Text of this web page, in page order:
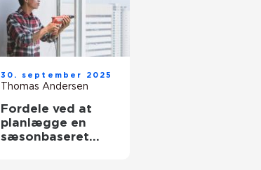
30. september 2025
Thomas Andersen
Fordele ved at
planlægge en
sæsonbaseret